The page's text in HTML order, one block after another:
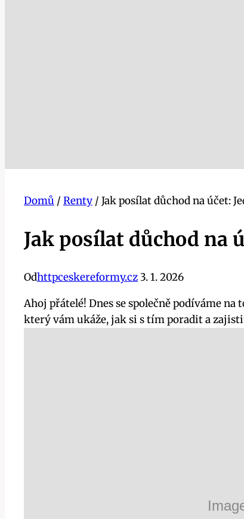
Domů / Renty / Jak posílat důchod na účet:
Jak posílat důchod na
Odhttpceskereformy.cz3. 1. 2026
Ahoj přátelé! Dnes se společně podíváme
který vám ukáže, jak si s tím poradit a